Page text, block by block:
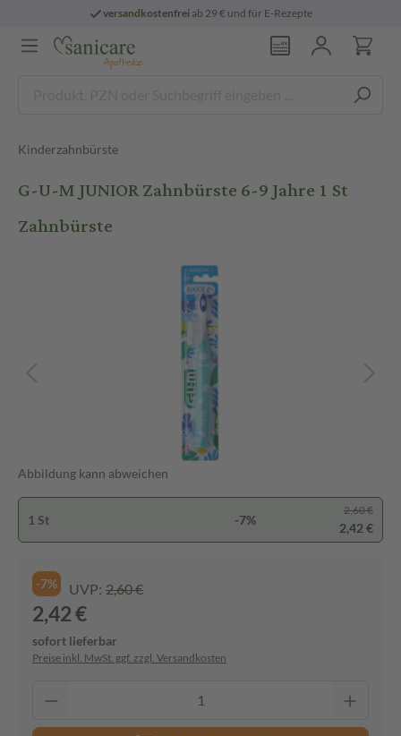
versandkostenfreiab 29 € und für E-Rezepte
Kinderzahnbürste
G-U-M JUNIOR Zahnbürste 6-9 Jahre 1 St
Zahnbürste
Abbildung kann abweichen
1 St -7%
2,60 €
2,42 €
-7% UVP: 2,60 €
2,42 €
sofort lieferbar
Preise inkl. MwSt. ggf. zzgl. Versandkosten